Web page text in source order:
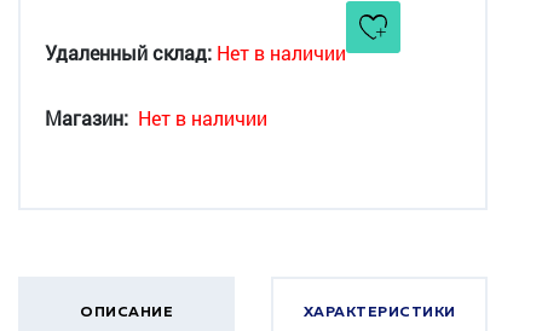
Удаленный склад: Нет в наличии
Магазин: Нет в наличии
ОПИСАНИЕ ХАРАКТЕРИСТИКИ